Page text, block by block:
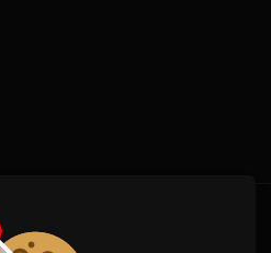
met onze experts
515 37 88